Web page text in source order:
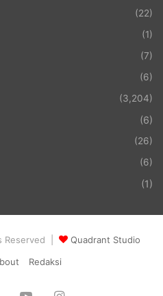
(22)
(1)
(7)
(6)
(3,204)
(6)
(26)
(6)
(1)
Reserved |
Quadrant Studio
Redaksi